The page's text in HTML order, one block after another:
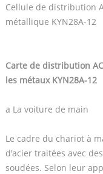
Cellule de distribution
métallique KYN28A-12
Carte de distribution
les métaux KYN28A-12
a La voiture de main
Le cadre du chariot à
d'acier traitées avec
soudées. Selon leur